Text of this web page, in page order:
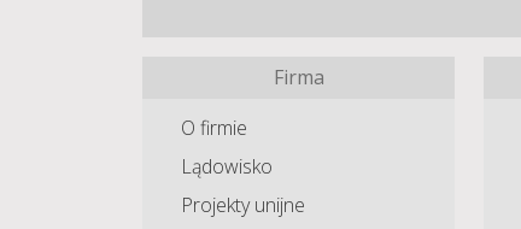
Firma
O firmie
Lądowisko
Projekty unijne